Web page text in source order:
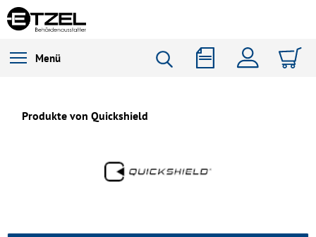
Menü
Produkte von Quickshield